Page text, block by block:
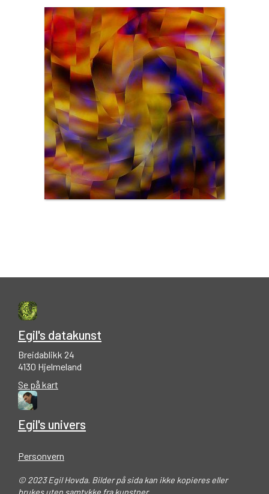
Egil's datakunst
Breidablikk 24
4130 Hjelmeland
Se på kart
Egil's univers
Personvern
© 2023 Egil Hovda. Bilder på sida kan ikke kopieres eller